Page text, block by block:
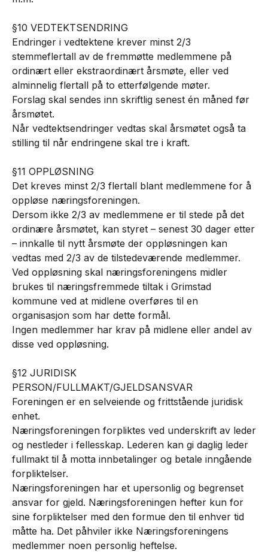
§10 VEDTEKTSENDRING
Endringer i vedtektene krever minst 2/3
stemmeflertall av de fremmøtte medlemmene på
ordinært eller ekstraordinært årsmøte, eller ved
alminnelig flertall på to etterfølgende møter.
Forslag skal sendes inn skriftlig senest én måned før
årsmøtet.
Når vedtektsendringer vedtas skal årsmøtet også ta
stilling til når endringene skal tre i kraft.
§11 OPPLØSNING
Det kreves minst 2/3 flertall blant medlemmene for å
oppløse næringsforeningen.
Dersom ikke 2/3 av medlemmene er til stede på det
ordinære årsmøtet, kan styret – senest 30 dager etter
– innkalle til nytt årsmøte der oppløsningen kan
vedtas med 2/3 av de tilstedeværende medlemmer.
Ved oppløsning skal næringsforeningens midler
brukes til næringsfremmede tiltak i Grimstad
kommune ved at midlene overføres til en
organisasjon som har dette formål.
Ingen medlemmer har krav på midlene eller andel av
disse ved oppløsning.
§12 JURIDISK
PERSON/FULLMAKT/GJELDSANSVAR
Foreningen er en selveiende og frittstående juridisk
enhet.
Næringsforeningen forpliktes ved underskrift av leder
og nestleder i fellesskap. Lederen kan gi daglig leder
fullmakt til å motta innbetalinger og betale inngående
forpliktelser.
Næringsforeningen har et upersonlig og begrenset
ansvar for gjeld. Næringsforeningen hefter kun for
sine forpliktelser med den formue den til enhver tid
måtte ha. Det påhviler ikke Næringsforeningens
medlemmer noen personlig heftelse.